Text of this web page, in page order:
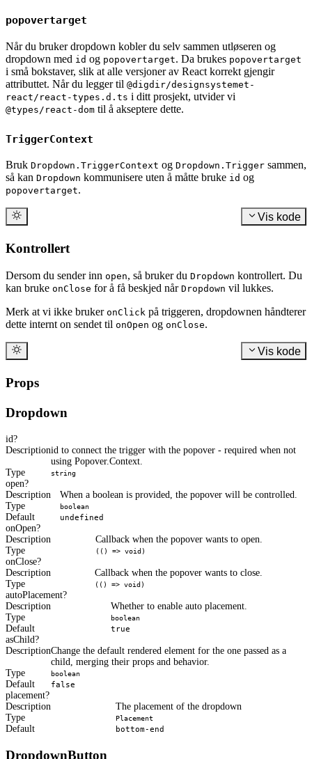
popovertarget
Når du bruker dropdown kobler du selv sammen utløseren og
dropdown med id og popovertarget. Da brukes popovertarget
i små bokstaver, slik at alle versjoner av React korrekt gjengir
attributtet. Når du legger til @digdir/designsystemet-
react/react-types.d.ts i ditt prosjekt, utvider vi
@types/react-dom til å akseptere dette.
TriggerContext
Bruk Dropdown.TriggerContext og Dropdown.Trigger sammen,
så kan Dropdown kommunisere uten å måtte bruke id og
popovertarget.
Vis kode
Kontrollert
Dersom du sender inn open, så bruker du Dropdown kontrollert. Du
kan bruke onClose for å få beskjed når Dropdown vil lukkes.
Merk at vi ikke bruker onClick på triggeren, dropdownen håndterer
dette internt on sendet til onOpen og onClose.
Vis kode
Props
Dropdown
id
Descriptionid to connect the trigger with the popover - required when not
using Popover.Context.
Type
string
open
Description
When a boolean is provided, the popover will be controlled.
Type
boolean
Default undefined
onOpen
Description
Callback when the popover wants to open.
Type
(() => void)
onClose
Description
Callback when the popover wants to close.
Type
(() => void)
autoPlacement
Description
Whether to enable auto placement.
Type
boolean
Default true
asChild
DescriptionChange the default rendered element for the one passed as a
child, merging their props and behavior.
Type
boolean
Default false
placement
Description
The placement of the dropdown
Type
Placement
Default bottom-end
DropdownButton